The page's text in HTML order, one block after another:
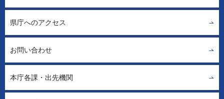
県庁へのアクセス
お問い合わせ
本庁各課・出先機関